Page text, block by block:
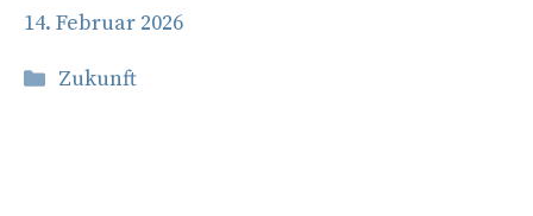
14. Februar 2026
Kategorien
Zukunft